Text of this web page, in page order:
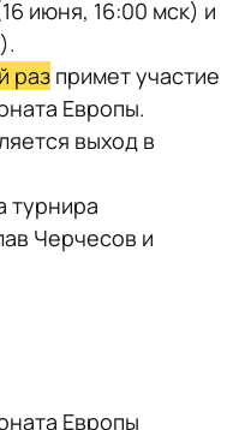
июня, 16:00 мск) и
раз примет участие
Европы.
выход в
турнира
Черчесов и
Европы